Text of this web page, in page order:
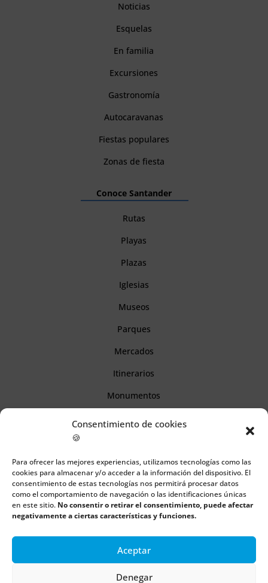
Consentimiento de cookies
🍪
Para ofrecer las mejores experiencias, utilizamos tecnologías como las
cookies para almacenar y/o acceder a la información del dispositivo. El
consentimiento de estas tecnologías nos permitirá procesar datos
como el comportamiento de navegación o las identificaciones únicas
en este sitio. No consentir o retirar el consentimiento, puede afectar
negativamente a ciertas características y funciones.
Aceptar
Denegar
Noticias
Esquelas
En familia
Excursiones
Gastronomía
Autocaravanas
Fiestas populares
Zonas de fiesta
Conoce Santander
Rutas
Playas
Plazas
Iglesias
Museos
Parques
Mercados
Itinerarios
Monumentos
Información
Aviso legal
Política de cookies
Política de privacidad